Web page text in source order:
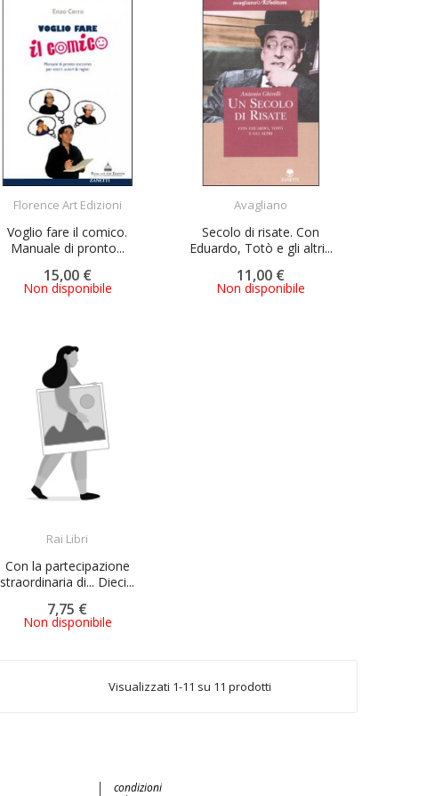
Florence Art Edizioni
Voglio fare il comico.
Manuale di pronto...
15,00 €
Non disponibile
Avagliano
Secolo di risate. Con
Eduardo, Totò e gli altri...
11,00 €
Non disponibile
Rai Libri
Con la partecipazione
straordinaria di... Dieci...
7,75 €
Non disponibile
Visualizzati 1-11 su 11 prodotti
condizioni